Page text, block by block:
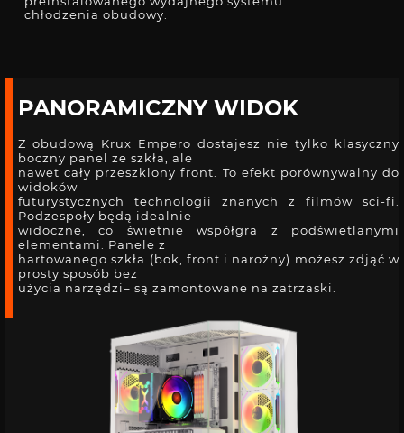
chłodzenia obudowy.
PANORAMICZNY WIDOK
Z obudową Krux Empero dostajesz nie tylko klasyczny
boczny panel ze szkła, ale
nawet cały przeszklony front. To efekt porównywalny do
widoków
futurystycznych technologii znanych z filmów sci-fi.
Podzespoły będą idealnie
widoczne, co świetnie współgra z podświetlanymi
elementami. Panele z
hartowanego szkła (bok, front i narożny) możesz zdjąć w
prosty sposób bez
użycia narzędzi– są zamontowane na zatrzaski.